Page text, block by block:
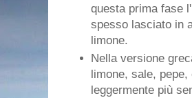
questa prima fase
spesso lasciato in
limone.
Nella versione
limone, sale,
leggermente più